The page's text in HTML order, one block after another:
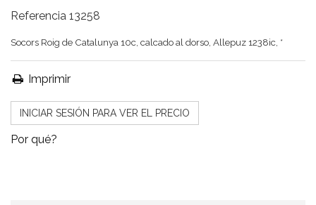
Referencia 13258
Socors Roig de Catalunya 10c, calcado al dorso, Allepuz 1238ic, *
Imprimir
INICIAR SESIÓN PARA VER EL PRECIO
Por qué?